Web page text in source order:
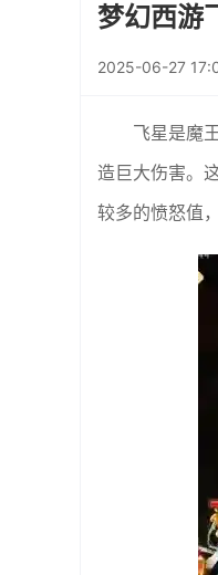
梦幻西游
2025-06-27
飞星是魔
造巨大伤害。
较多的愤怒值